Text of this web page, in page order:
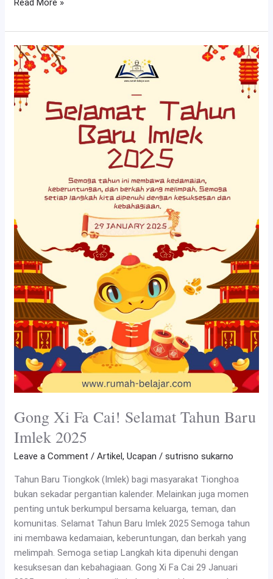
Read More »
Gong Xi Fa Cai! Selamat Tahun Baru
Imlek 2025
Leave a Comment /Artikel,Ucapan /sutrisno sukarno
Tahun Baru Tiongkok (Imlek) bagi masyarakat Tionghoa
bukan sekadar pergantian kalender. Melainkan juga momen
penting untuk berkumpul bersama keluarga, teman, dan
komunitas. Selamat Tahun Baru Imlek 2025 Semoga tahun
ini membawa kedamaian, keberuntungan, dan berkah yang
melimpah. Semoga setiap Langkah kita dipenuhi dengan
kesuksesan dan kebahagiaan. Gong Xi Fa Cai 29 Januari
Gong
Xi
Fa
Cai!
Selamat